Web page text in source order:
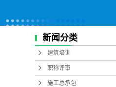
新闻分类
建筑培训
职称评审
施工总承包